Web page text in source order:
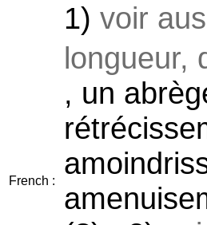
French :
1) voir
longueur,
, un